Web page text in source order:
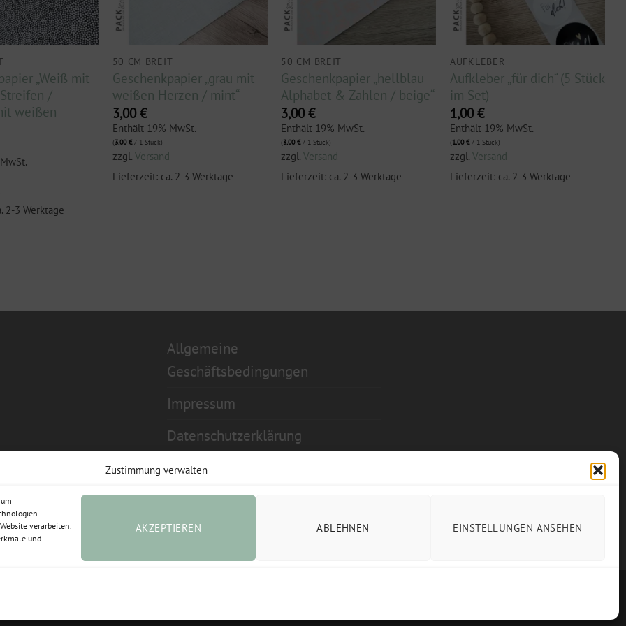
Zustimmung verwalten
verarbeiten.
und
AKZEPTIEREN ABLEHNEN EINSTELLUNGEN ANSEHEN
„Weiß mit
/
weißen
2-3 Werktage
50 CM BREIT
Geschenkpapier „grau mit
weißen Herzen / mint“
3,00 €
Enthält 19% MwSt.
(3,00€/ 1 Stück)
zzgl. Versand
Lieferzeit: ca. 2-3 Werktage
50 CM BREIT
Geschenkpapier „hellblau
Alphabet & Zahlen / beige“
3,00€
Enthält 19% MwSt.
(3,00€/ 1 Stück)
zzgl.Versand
Lieferzeit: ca. 2-3 Werktage
AUFKLEBER
Aufkleber „für dich“ (5 Stück
im Set)
1,00€
Enthält 19% MwSt.
(1,00€/ 1 Stück)
zzgl.Versand
Lieferzeit: ca. 2-3 Werktage
Allgemeine
Geschäftsbedingungen
Impressum
Datenschutzerklärung
Widerrufsbelehrung
Cookie-Richtlinie (EU)
Vertrag widerrufen